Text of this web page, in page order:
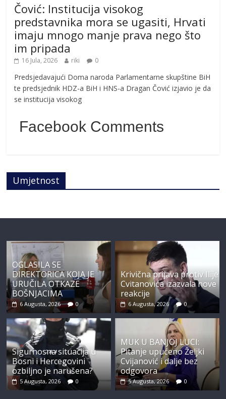
Čović: Institucija visokog
predstavnika mora se ugasiti, Hrvati
imaju mnogo manje prava nego što
im pripada
16 Jula, 2026 riki 0
Predsjedavajući Doma naroda Parlamentarne skupštine BiH
te predsjednik HDZ-a BiH i HNS-a Dragan Čović izjavio je da
se institucija visokog
Facebook Comments
Umjetnost
OGLASILA SE
DIREKTORICA KOJA JE
URUČILA OTKAZE
BOŠNJACIMA
6 Augusta, 2026 0
Krivična prijava protiv Ilije
Cvitanovića izazvala nove
reakcije
6 Augusta, 2026 0
Sigurnosna situacija u
Bosni i Hercegovini
ozbiljno je narušena?
5 Augusta, 2026 0
MUK U BANJOJ LUCI:
Pitanje upućeno Željki
Cvijanović i dalje bez
odgovora
5 Augusta, 2026 0